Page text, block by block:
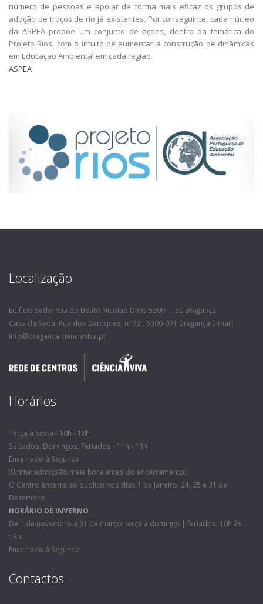
número de pessoas e apoiar de forma mais eficaz os grupos de
adoção de troços de rio já existentes. Por conseguinte, cada núcleo
da ASPEA propõe um conjunto de ações, dentro da temática do
Projeto Rios, com o intuito de aumentar a construção de dinâmicas
em Educação Ambiental em cada região.
ASPEA
Localização
Edifício Sede: Rua do Beato Nicolao Dinis 5300 - 130 Bragança
Casa da Seda: Rua dos Batoques, n.º72 , 5300-091 Bragança E-mail:
info@braganca.cienciaviva.pt
Horários
Terça a Sexta - 10h - 18h
Sábados, Domingos, Feriados - 11h - 19h
Encerrado à Segunda
(Última admissão meia hora antes do encerramento)
O Centro encerra ao público nos dias 1 de Janeiro, 24, 25 e 31 de
Dezembro.
HORÁRIO DE INVERNO
De 1 de novembro a 31 de março: terça a domingo | feriados: 10h às
18h
Encerrado à Segunda
Contactos